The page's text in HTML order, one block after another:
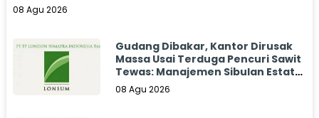
08 Agu 2026
Gudang Dibakar, Kantor Dirusak
Massa Usai Terduga Pencuri Sawit
Tewas: Manajemen Sibulan Estate
Bungkam
08 Agu 2026